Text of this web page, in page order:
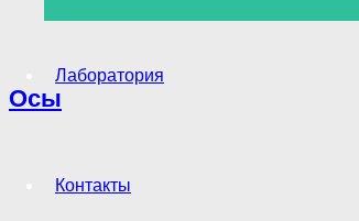
Лаборатория
Контакты
Осы